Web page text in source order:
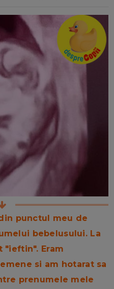
punctul meu de
bebelusului. La
"ieftin". Eram
si am hotarat sa
prenumele mele